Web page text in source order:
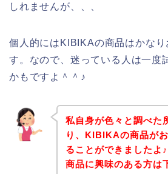
しれませんが、、、
個人的にはKIBIKAの商品はかなり
す。なので、迷っている人は一度
かもですよ＾＾♪
私自身が色々と調べた
り、KIBIKAの商品が
ることができました
商品に興味のある方は